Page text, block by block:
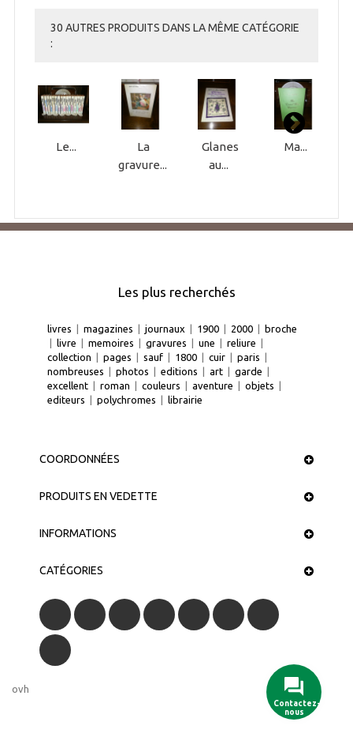
30 AUTRES PRODUITS DANS LA MÊME CATÉGORIE
:
Le...
La
gravure...
Glanes
au...
Ma...
Les plus recherchés
livres | magazines | journaux | 1900 | 2000 | broche
| livre | memoires | gravures | une | reliure |
collection | pages | sauf | 1800 | cuir | paris |
nombreuses | photos | editions | art | garde |
excellent | roman | couleurs | aventure | objets |
editeurs | polychromes | librairie
COORDONNÉES
PRODUITS EN VEDETTE
INFORMATIONS
CATÉGORIES
Contactez-
nous
ovh